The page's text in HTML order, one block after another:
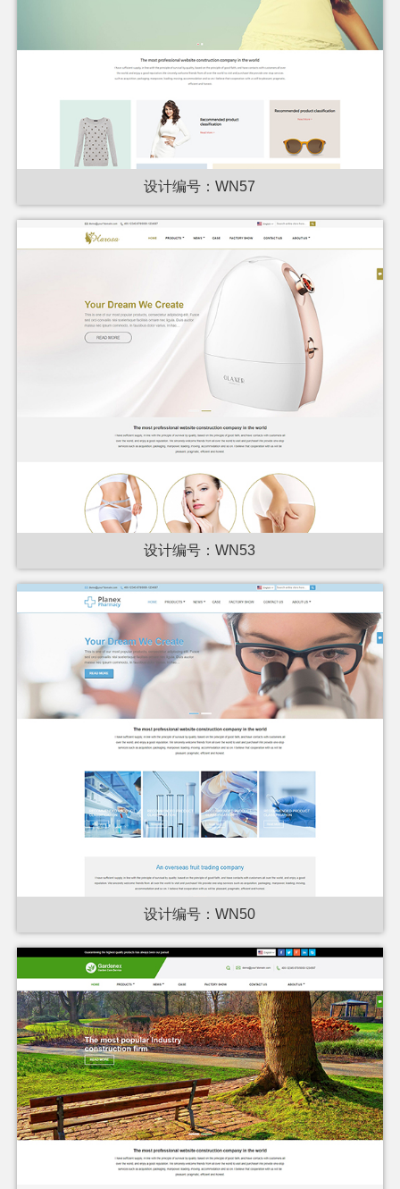
设计编号：WN57
设计编号：WN53
设计编号：WN50